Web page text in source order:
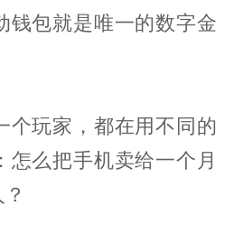
钱包就是唯一的数字金
个玩家，都在用不同的
怎么把手机卖给一个月